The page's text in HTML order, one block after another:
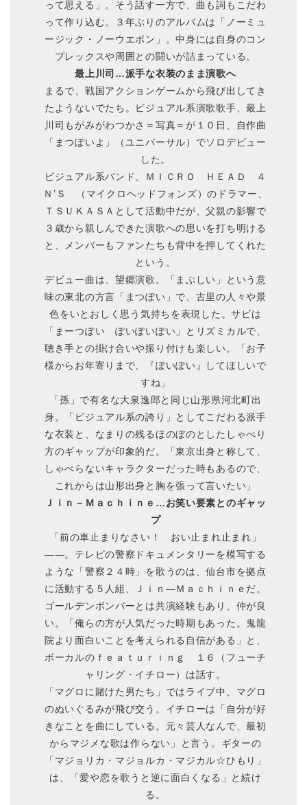
って思える」。そう話す一方で、曲も詞もこだわ
って作り込む。３年ぶりのアルバムは「ノーミュ
ージック・ノーウエポン」。中身には自身のコン
プレックスや周囲との闘いが詰まっている。
最上川司…派手な衣装のまま演歌へ
まるで、戦国アクションゲームから飛び出してき
たようないでたち。ビジュアル系演歌歌手、最上
川司もがみがわつかさ＝写真＝が１０日、自作曲
「まつぽいよ」（ユニバーサル）でソロデビュー
した。
ビジュアル系バンド、ＭＩＣＲＯ ＨＥＡＤ ４
Ｎ’Ｓ （マイクロヘッドフォンズ）のドラマー、
ＴＳＵＫＡＳＡとして活動中だが、父親の影響で
３歳から親しんできた演歌への思いを打ち明ける
と、メンバーもファンたちも背中を押してくれた
という。
デビュー曲は、望郷演歌。「まぶしい」という意
味の東北の方言「まつぽい」で、古里の人々や景
色をいとおしく思う気持ちを表現した。サビは
「まーつぽい ぽいぽいぽい」とリズミカルで、
聴き手との掛け合いや振り付けも楽しい。「お子
様からお年寄りまで、『ぽいぽい』してほしいで
すね」
「孫」で有名な大泉逸郎と同じ山形県河北町出
身。「ビジュアル系の誇り」としてこだわる派手
な衣装と、なまりの残るほのぼのとしたしゃべり
方のギャップが印象的だ。「東京出身と称して、
しゃべらないキャラクターだった時もあるので、
これからは山形出身と胸を張って言いたい」
Ｊｉｎ－Ｍａｃｈｉｎｅ…お笑い要素とのギャッ
プ
「前の車止まりなさい！ おい止まれ止まれ」
――。テレビの警察ドキュメンタリーを模写する
ような「警察２４時」を歌うのは、仙台市を拠点
に活動する５人組、Ｊｉｎ―Ｍａｃｈｉｎｅだ。
ゴールデンボンバーとは共演経験もあり、仲が良
い。「俺らの方が人気だった時期もあった。鬼龍
院より面白いことを考えられる自信がある」と、
ボーカルのｆｅａｔｕｒｉｎｇ １６（フューチ
ャリング・イチロー）は話す。
「マグロに賭けた男たち」ではライブ中、マグロ
のぬいぐるみが飛び交う。イチローは「自分が好
きなことを曲にしている。元々芸人なんで、最初
からマジメな歌は作らない」と言う。ギターの
「マジョリカ・マジョルカ・マジカル☆ひもり」
は、「愛や恋を歌うと逆に面白くなる」と続け
る。